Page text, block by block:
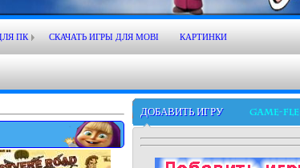
ПК СКАЧАТЬ ИГРЫ ДЛЯ MOBI КАРТИНКИ
ДОБАВИТЬ ИГРУ